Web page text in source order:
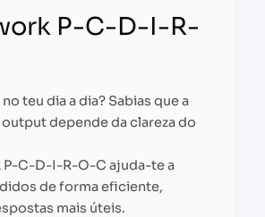
P-C-D-I-R-
teu dia a dia? Sabias que a
depende da clareza do
P-C-D-I-R-O-C ajuda-te a
de forma eficiente,
mais úteis.